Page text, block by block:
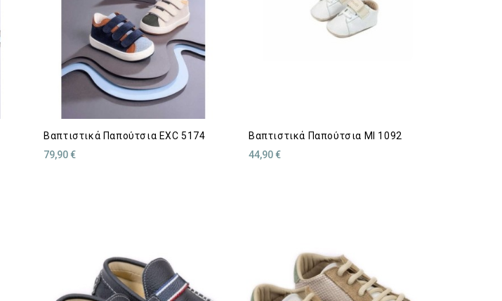
Βαπτιστικά Παπούτσια EXC 5174
79,90 €
Βαπτιστικά Παπούτσια MI 1092
44,90 €